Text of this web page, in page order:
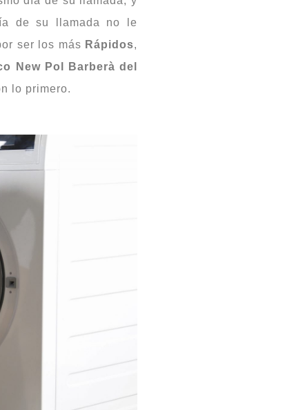
de su llamada no le
ser los más Rápidos,
New Pol Barberà del
lo primero.